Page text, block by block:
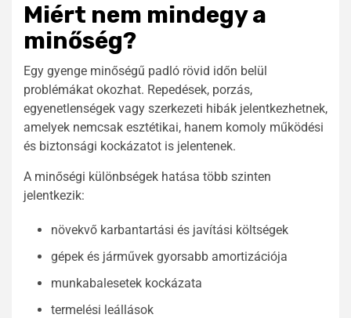
Miért nem mindegy a
minőség?
Egy gyenge minőségű padló rövid időn belül
problémákat okozhat. Repedések, porzás,
egyenetlenségek vagy szerkezeti hibák jelentkezhetnek,
amelyek nemcsak esztétikai, hanem komoly működési
és biztonsági kockázatot is jelentenek.
A minőségi különbségek hatása több szinten
jelentkezik:
növekvő karbantartási és javítási költségek
gépek és járművek gyorsabb amortizációja
munkabalesetek kockázata
termelési leállások